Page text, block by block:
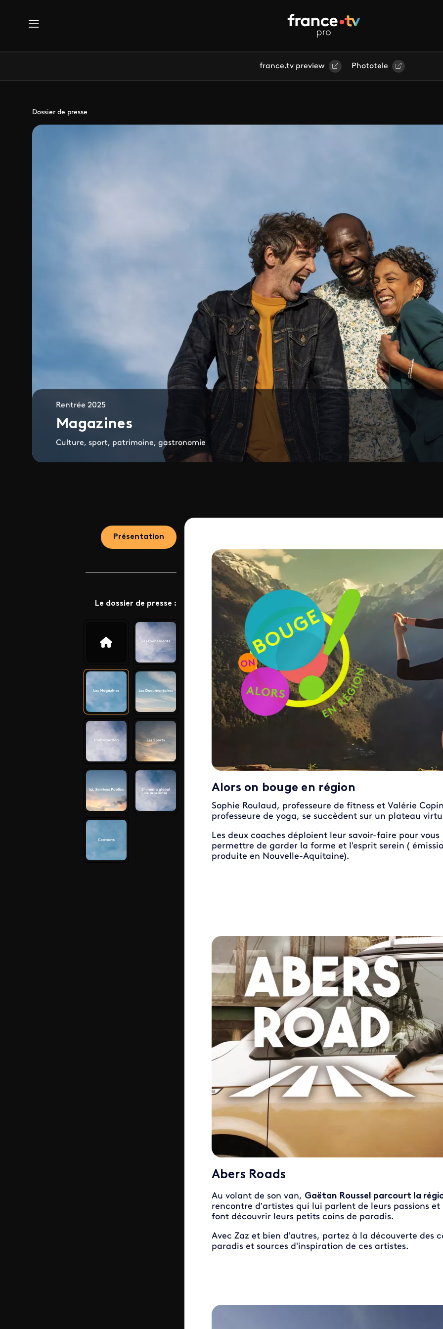
france.tv preview Phototele
Dossier de presse
Rentrée 2025
Magazines
Culture, sport, patrimoine, gastronomie
Présentation
Le dossier de presse :
Alors on bouge en région
Sophie Roulaud, professeure de fitness et Valérie
professeure de yoga, se succèdent sur un plateau
Les deux coaches déploient leur savoir-faire pour vous
permettre de garder la forme et l'esprit serein (
produite en Nouvelle-Aquitaine).
Abers Roads
Au volant de son van, Gaëtan Roussel parcourt la
rencontre d’artistes qui lui parlent de leurs passions et
font découvrir leurs petits coins de paradis.
Avec Zaz et bien d'autres, partez à la découverte des
paradis et sources d'inspiration de ces artistes.